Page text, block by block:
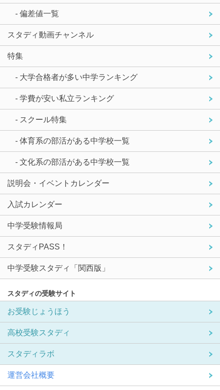
- 偏差値一覧
スタディ動画チャンネル
特集
- 大学合格者が多い中学ランキング
- 学費が安い私立ランキング
- スクール特集
- 体育系の部活がある中学校一覧
- 文化系の部活がある中学校一覧
説明会・イベントカレンダー
入試カレンダー
中学受験情報局
スタディPASS！
中学受験スタディ「関西版」
スタディの受験サイト
お受験じょうほう
高校受験スタディ
スタディラボ
運営会社概要